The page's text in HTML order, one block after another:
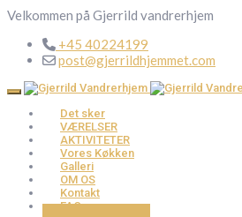
Velkommen på Gjerrild vandrerhjem
+45 40224199
post@gjerrildhjemmet.com
Det sker
VÆRELSER
AKTIVITETER
Vores Køkken
Galleri
OM OS
Kontakt
FAQ